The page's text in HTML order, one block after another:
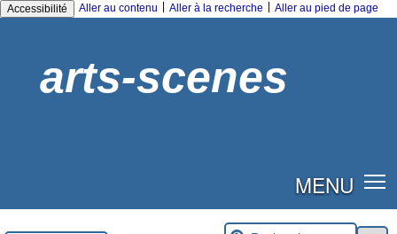
Accessibilité Aller au contenu Aller à la recherche Aller au pied de page
arts-scenes
MENU